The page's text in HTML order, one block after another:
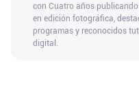
con Cuatro años
en edición fotográfica,
programas y reconocidos
digital.